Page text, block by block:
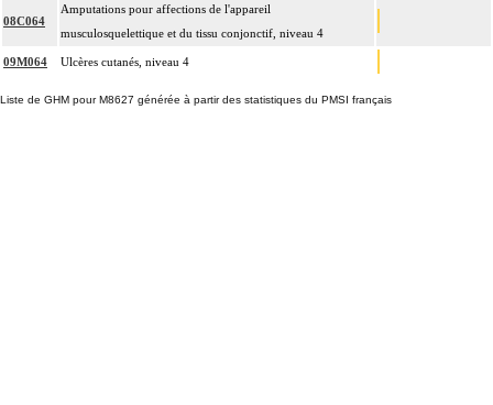
08C064
Amputations pour affections de l'appareil
musculosquelettique et du tissu conjonctif, niveau 4
09M064 Ulcères cutanés, niveau 4
Liste de GHM pour M8627 générée à partir des statistiques du PMSI français